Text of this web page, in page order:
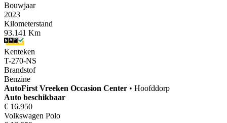
Bouwjaar
2023
Kilometerstand
93.141 Km
Kenteken
T-270-NS
Brandstof
Benzine
AutoFirst Vreeken Occasion Center • Hoofddorp
Auto beschikbaar
€ 16.950
Volkswagen Polo